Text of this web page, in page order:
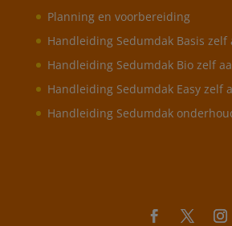
Planning en voorbereiding
Handleiding Sedumdak Basis zelf
Handleiding Sedumdak Bio zelf
Handleiding Sedumdak Easy zelf
Handleiding Sedumdak